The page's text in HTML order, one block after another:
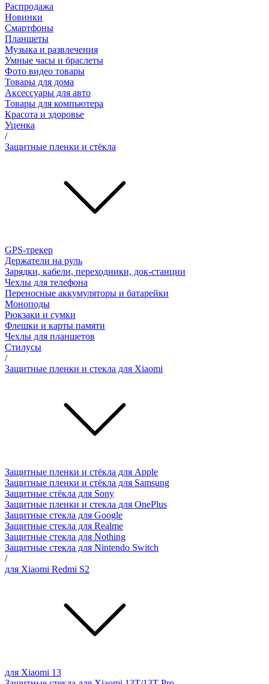
Распродажа
Новинки
Смартфоны
Планшеты
Музыка и развлечения
Умные часы и браслеты
Фото видео товары
Товары для дома
Аксессуары для авто
Товары для компьютера
Красота и здоровье
Уценка
/
Защитные пленки и стёкла
GPS-трекер
Держатели на руль
Зарядки, кабели, переходники, док-станции
Чехлы для телефона
Переносные аккумуляторы и батарейки
Моноподы
Рюкзаки и сумки
Флешки и карты памяти
Чехлы для планшетов
Стилусы
/
Защитные пленки и стекла для Xiaomi
Защитные пленки и стёкла для Apple
Защитные пленки и стёкла для Samsung
Защитные стёкла для Sony
Защитные пленки и стекла для OnePlus
Защитные стекла для Google
Защитные стекла для Realme
Защитные стекла для Nothing
Защитные стекла для Nintendo Switch
/
для Xiaomi Redmi S2
для Xiaomi 13